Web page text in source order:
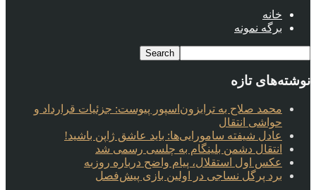
خانه
برگه نمونه
نوشته‌های تازه
محمد صلاح به ترابزون‌اسپور پیوست: جزئیات قرارداد و
حواشی انتقال
عادل شیفته سامورایی‌ها: باید عاشق ژاپن باشید!
انتقال دشمن بلینگام به چلسی رسمی شد
عکس اول استقلال، پیام واضح درباره روزبه
برد پرگل نساجی در اولین بازی پیش‌فصل